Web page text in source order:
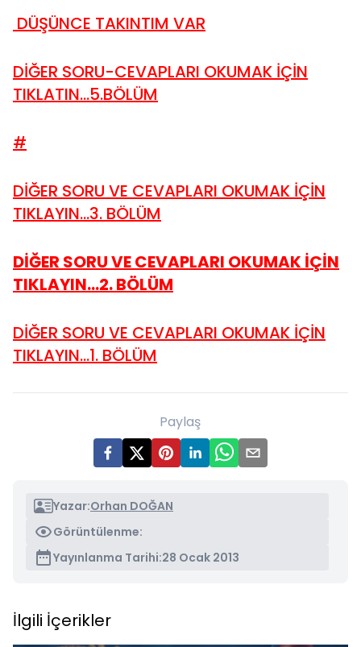
DÜŞÜNCE TAKINTIM VAR
DİĞER SORU-CEVAPLARI OKUMAK İÇİN
TIKLATIN...5.BÖLÜM
#
DİĞER SORU VE CEVAPLARI OKUMAK İÇİN
TIKLAYIN...3. BÖLÜM
DİĞER SORU VE CEVAPLARI OKUMAK İÇİN
TIKLAYIN...2. BÖLÜM
DİĞER SORU VE CEVAPLARI OKUMAK İÇİN
TIKLAYIN...1. BÖLÜM
Paylaş
Yazar:Orhan DOĞAN
Görüntülenme:
Yayınlanma Tarihi:28 Ocak 2013
İlgili İçerikler